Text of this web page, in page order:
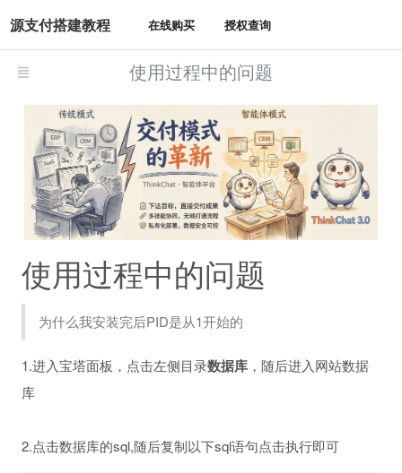
源支付搭建教程 在线购买 授权查询
使用过程中的问题
使用过程中的问题
为什么我安装完后PID是从1开始的
1.进入宝塔面板，点击左侧目录数据库 ，随后进入网站数据
库
2.点击数据库的sql,随后复制以下sql语句点击执行即可